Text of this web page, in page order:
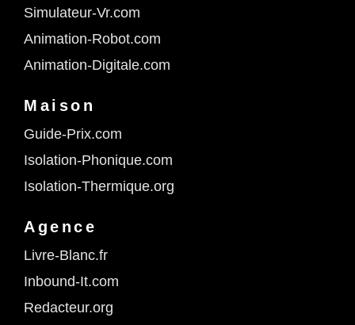
Simulateur-Vr.com
Animation-Robot.com
Animation-Digitale.com
Maison
Guide-Prix.com
Isolation-Phonique.com
Isolation-Thermique.org
Agence
Livre-Blanc.fr
Inbound-It.com
Redacteur.org